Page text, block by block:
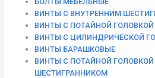
ВИНТЫ С ВНУТРЕННИМ
ВИНТЫ С ПОТАЙНОЙ ГОЛОВКОЙ
ВИНТЫ С ЦИЛИНДРИЧЕСКОЙ
ВИНТЫ БАРАШКОВЫЕ
ВИНТЫ С ПОТАЙНОЙ
ШЕСТИГРАННИКОМ